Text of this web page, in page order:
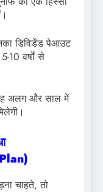
डिविडेंड पेआउट
10 वर्षों से
अलग और साल में
चाहते, तो